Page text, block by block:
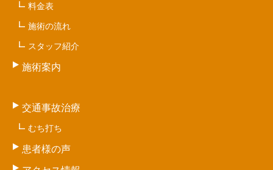
料金表
施術の流れ
スタッフ紹介
施術案内
交通事故治療
むち打ち
患者様の声